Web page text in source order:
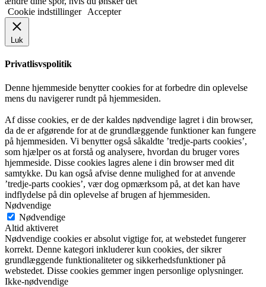
Cookie indstillinger
Accepter
Luk
Privatlisvspolitik
Denne hjemmeside benytter cookies for at forbedre din oplevelse
mens du navigerer rundt på hjemmesiden.
Af disse cookies, er de der kaldes nødvendige lagret i din browser,
da de er afgørende for at de grundlæggende funktioner kan fungere
på hjemmesiden. Vi benytter også såkaldte ’tredje-parts cookies’,
som hjælper os at forstå og analysere, hvordan du bruger vores
hjemmeside. Disse cookies lagres alene i din browser med dit
samtykke. Du kan også afvise denne mulighed for at anvende
’tredje-parts cookies’, vær dog opmærksom på, at det kan have
indflydelse på din oplevelse af brugen af hjemmesiden.
Nødvendige
Nødvendige
Altid aktiveret
Nødvendige cookies er absolut vigtige for, at webstedet fungerer
korrekt. Denne kategori inkluderer kun cookies, der sikrer
grundlæggende funktionaliteter og sikkerhedsfunktioner på
webstedet. Disse cookies gemmer ingen personlige oplysninger.
Ikke-nødvendige